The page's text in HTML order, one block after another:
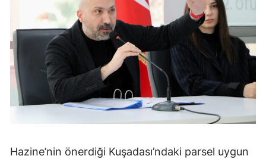
Hazine’nin önerdiği Kuşadası’ndaki parsel uygun